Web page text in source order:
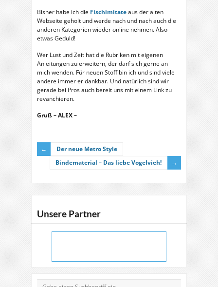
Bisher habe ich die Fischimitateaus der alten
Webseite geholt und werde nach und nach auch die
anderen Kategorien wieder online nehmen. Also
etwas Geduld!
Wer Lust und Zeit hat die Rubriken mit eigenen
Anleitungen zu erweitern, der darf sich gerne an
mich wenden. Für neuen Stoff bin ich und sind viele
andere immer er dankbar. Und natürlich sind wir
gerade bei Pros auch bereit uns mit einem Link zu
revanchieren.
Gruß – ALEX –
Der neue Metro Style
Bindematerial – Das liebe Vogelvieh!
Unsere Partner